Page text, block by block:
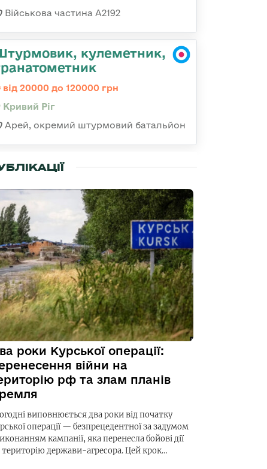
Військова частина А2192
кулеметник,
від 20000 до 120000 грн
Кривий Ріг
Арей, окремий штурмовий батальйон
роки Курської операції:
війни на
рф та злам планів
виповнюється два роки від початку
операції — безпрецедентної за задумом
кампанії, яка перенесла бойові дії
територію держави-агресора. Цей крок…